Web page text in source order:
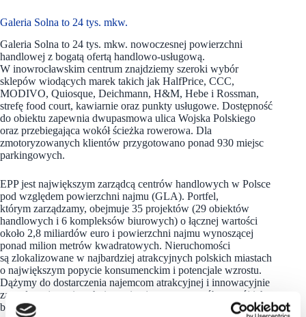
Galeria Solna to 24 tys. mkw.
Galeria Solna to 24 tys. mkw. nowoczesnej powierzchni
handlowej z bogatą ofertą handlowo-usługową.
W inowrocławskim centrum znajdziemy szeroki wybór
sklepów wiodących marek takich jak HalfPrice, CCC,
MODIVO, Quiosque, Deichmann, H&M, Hebe i Rossman,
strefę food court, kawiarnie oraz punkty usługowe. Dostępność
do obiektu zapewnia dwupasmowa ulica Wojska Polskiego
oraz przebiegająca wokół ścieżka rowerowa. Dla
zmotoryzowanych klientów przygotowano ponad 930 miejsc
parkingowych.
EPP jest największym zarządcą centrów handlowych w Polsce
pod względem powierzchni najmu (GLA). Portfel,
którym zarządzamy, obejmuje 35 projektów (29 obiektów
handlowych i 6 kompleksów biurowych) o łącznej wartości
około 2,8 miliardów euro i powierzchni najmu wynoszącej
ponad milion metrów kwadratowych. Nieruchomości
są zlokalizowane w najbardziej atrakcyjnych polskich miastach
o największym popycie konsumenckim i potencjale wzrostu.
Dążymy do dostarczenia najemcom atrakcyjnej i innowacyjnie
zarządzanej powierzchni, wspierając w ten sposób rozwój ich
biznesu. Należymy do Redefine Properties, drugiego